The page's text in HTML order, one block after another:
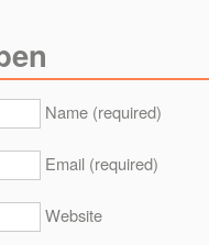
Name (required)
Email (required)
Website